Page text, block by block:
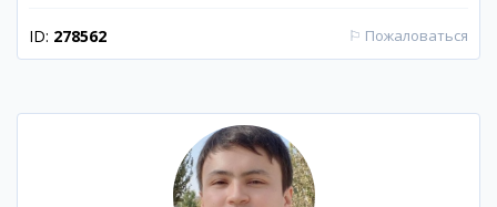
ID: 278562 ⚐ Пожаловаться